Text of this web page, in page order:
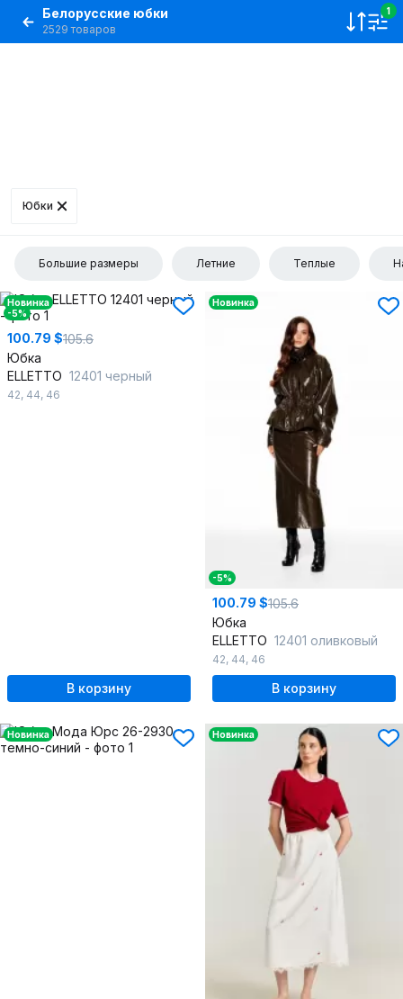
Белорусские юбки
2529 товаров
1
Юбки
Большие размеры Летние Теплые
Новинка
-5%
100.79 $105.6
Юбка
ELLETTO 12401 черный
42, 44, 46
В корзину
Новинка
-5%
100.79 $105.6
Юбка
ELLETTO 12401 оливковый
42, 44, 46
В корзину
Новинка Новинка